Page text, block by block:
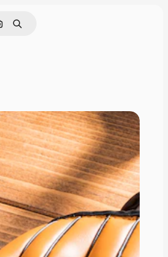
per immagine
Ricerca